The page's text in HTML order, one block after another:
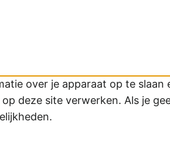
over je apparaat op te
deze site verwerken. Als je